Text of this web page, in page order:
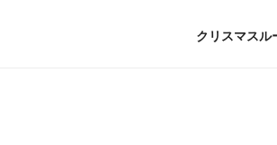
クリスマスル